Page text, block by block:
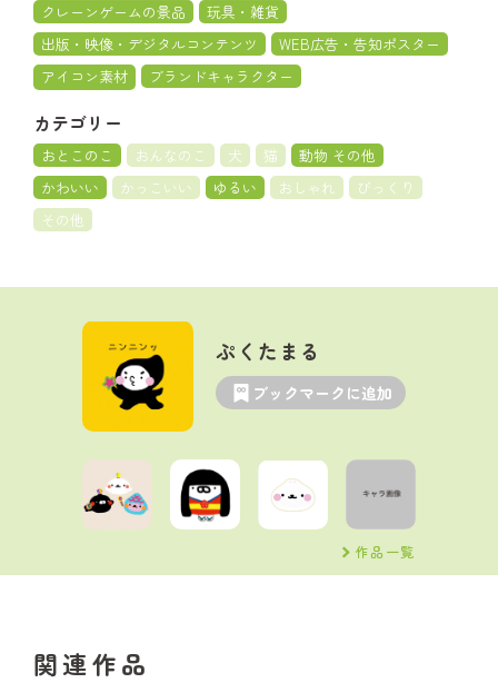
クレーンゲームの景品
玩具・雑貨
出版・映像・デジタルコンテンツ
WEB広告・告知ポスター
アイコン素材
ブランドキャラクター
カテゴリー
おとこのこ おんなのこ 犬 猫
動物 その他
かわいい
かっこいい ゆるい おしゃれ
びっくり
その他
ぷくたまる
ブックマークに追加
作品一覧
関連作品